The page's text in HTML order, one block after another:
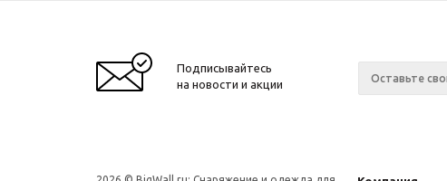
Подписывайтесь
на новости и акции